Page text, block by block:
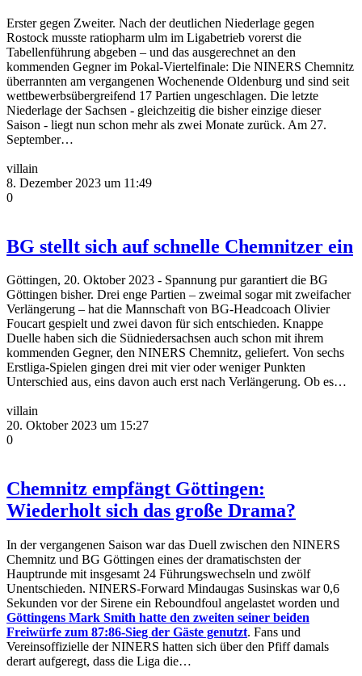
Erster gegen Zweiter. Nach der deutlichen Niederlage gegen
Rostock musste ratiopharm ulm im Ligabetrieb vorerst die
Tabellenführung abgeben – und das ausgerechnet an den
kommenden Gegner im Pokal-Viertelfinale: Die NINERS Chemnitz
überrannten am vergangenen Wochenende Oldenburg und sind seit
wettbewerbsübergreifend 17 Partien ungeschlagen. Die letzte
Niederlage der Sachsen - gleichzeitig die bisher einzige dieser
Saison - liegt nun schon mehr als zwei Monate zurück. Am 27.
September…
villain
8. Dezember 2023 um 11:49
0
BG stellt sich auf schnelle Chemnitzer ein
Göttingen, 20. Oktober 2023 - Spannung pur garantiert die BG
Göttingen bisher. Drei enge Partien – zweimal sogar mit zweifacher
Verlängerung – hat die Mannschaft von BG-Headcoach Olivier
Foucart gespielt und zwei davon für sich entschieden. Knappe
Duelle haben sich die Südniedersachsen auch schon mit ihrem
kommenden Gegner, den NINERS Chemnitz, geliefert. Von sechs
Erstliga-Spielen gingen drei mit vier oder weniger Punkten
Unterschied aus, eins davon auch erst nach Verlängerung. Ob es…
villain
20. Oktober 2023 um 15:27
0
Chemnitz empfängt Göttingen:
Wiederholt sich das große Drama?
In der vergangenen Saison war das Duell zwischen den NINERS
Chemnitz und BG Göttingen eines der dramatischsten der
Hauptrunde mit insgesamt 24 Führungswechseln und zwölf
Unentschieden. NINERS-Forward Mindaugas Susinskas war 0,6
Sekunden vor der Sirene ein Reboundfoul angelastet worden und
Göttingens Mark Smith hatte den zweiten seiner beiden
Freiwürfe zum 87:86-Sieg der Gäste genutzt. Fans und
Vereinsoffizielle der NINERS hatten sich über den Pfiff damals
derart aufgeregt, dass die Liga die…